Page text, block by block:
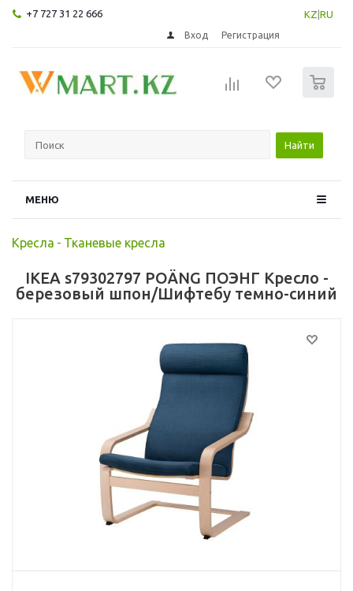
+7 727 31 22 666 KZ RU
Вход Регистрация
Найти
МЕНЮ
Кресла - Тканевые кресла
IKEA s79302797 POÄNG ПОЭНГ Кресло -
березовый шпон/Шифтебу темно-синий